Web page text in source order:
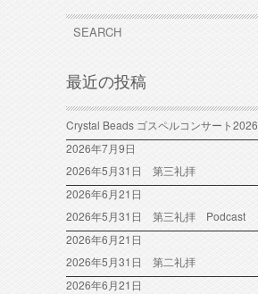
最近の投稿
Crystal Beads ゴスペルコンサート2026
2026年7月9日
2026年5月31日 第三礼拝
2026年6月21日
2026年5月31日 第三礼拝 Podcast
2026年6月21日
2026年5月31日 第二礼拝
2026年6月21日